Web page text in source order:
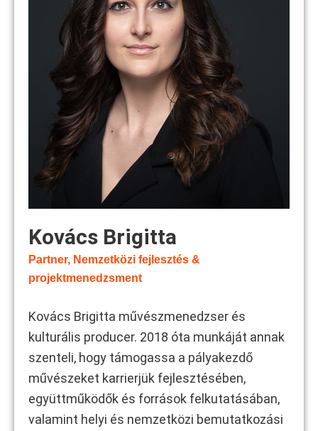
Kovács Brigitta
Partner, Nemzetközi fejlesztés &
projektmenedzsment
Kovács Brigitta művészmenedzser és
kulturális producer. 2018 óta munkáját annak
szenteli, hogy támogassa a pályakezdő
művészeket karrierjük fejlesztésében,
együttműködők és források felkutatásában,
valamint helyi és nemzetközi bemutatkozási